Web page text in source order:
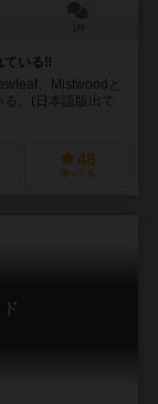
ている‼️
、Mistwoodと
。(日本語版出て
48
持ってる